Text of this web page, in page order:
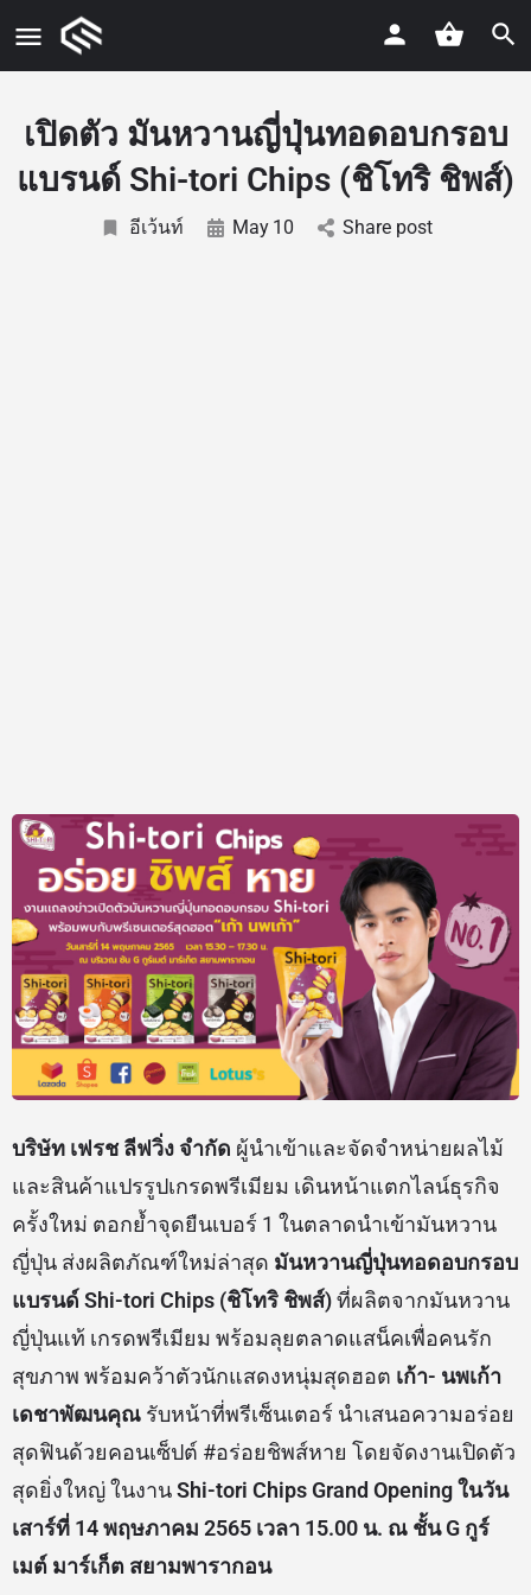
เปิดตัว มันหวานญี่ปุ่นทอดอบกรอบ
แบรนด์ Shi-tori Chips (ชิโทริ ชิพส์)
อีเว้นท์ May 10 Share post
บริษัท เฟรช ลีฟวิ่ง จำกัด ผู้นำเข้าและจัดจำหน่ายผลไม้
และสินค้าแปรรูปเกรดพรีเมียม เดินหน้าแตกไลน์ธุรกิจ
ครั้งใหม่ ตอกย้ำจุดยืนเบอร์ 1 ในตลาดนำเข้ามันหวาน
ญี่ปุ่น ส่งผลิตภัณฑ์ใหม่ล่าสุด มันหวานญี่ปุ่นทอดอบกรอบ
แบรนด์ Shi-tori Chips (ชิโทริ ชิพส์)ที่ผลิตจากมันหวาน
ญี่ปุ่นแท้ เกรดพรีเมียม พร้อมลุยตลาดแสน็คเพื่อคนรัก
สุขภาพ พร้อมคว้าตัวนักแสดงหนุ่มสุดฮอต เก้า- นพเก้า
เดชาพัฒนคุณ รับหน้าที่พรีเซ็นเตอร์ นำเสนอความอร่อย
สุดฟินด้วยคอนเซ็ปต์ #อร่อยชิพส์หาย โดยจัดงานเปิดตัว
สุดยิ่งใหญ่ ในงานShi-tori Chips Grand Opening ในวัน
เสาร์ที่ 14 พฤษภาคม 2565 เวลา 15.00 น. ณ ชั้น G กูร์
เมต์ มาร์เก็ต สยามพารากอน